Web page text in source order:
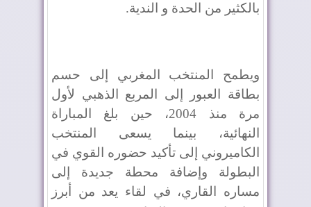
بالكثير من الحدة و الندية.
ويطمح المنتخب المغربي إلى حسم
بطاقة العبور إلى المربع الذهبي لأول
مرة منذ 2004، حين بلغ المباراة
النهائية، بينما يسعى المنتخب
الكاميروني إلى تأكيد حضوره القوي في
البطولة وإضافة محطة جديدة إلى
مساره القاري، في لقاء يعد من أبرز